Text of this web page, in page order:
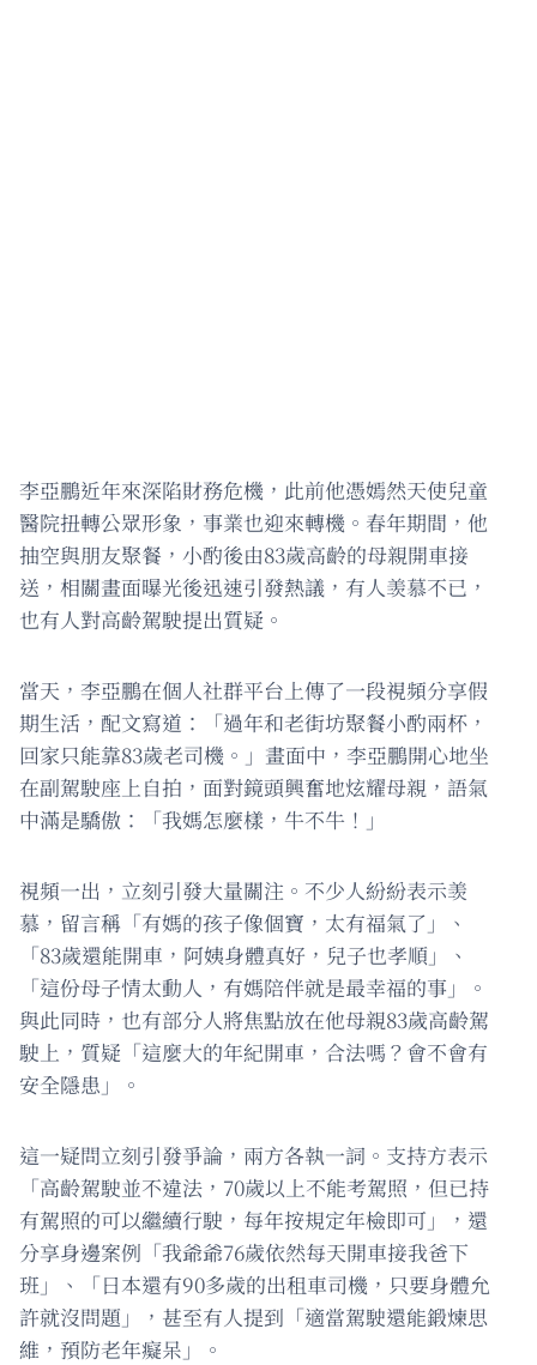
李亞鵬近年來深陷財務危機，此前他憑嫣然天使兒童
醫院扭轉公眾形象，事業也迎來轉機。春年期間，他
抽空與朋友聚餐，小酌後由83歲高齡的母親開車接
送，相關畫面曝光後迅速引發熱議，有人羡慕不已，
也有人對高齡駕駛提出質疑。
當天，李亞鵬在個人社群平台上傳了一段視頻分享假
期生活，配文寫道：「過年和老街坊聚餐小酌兩杯，
回家只能靠83歲老司機。」畫面中，李亞鵬開心地坐
在副駕駛座上自拍，面對鏡頭興奮地炫耀母親，語氣
中滿是驕傲：「我媽怎麼樣，牛不牛！」
視頻一出，立刻引發大量關注。不少人紛紛表示羡
慕，留言稱「有媽的孩子像個寶，太有福氣了」、
「83歲還能開車，阿姨身體真好，兒子也孝順」、
「這份母子情太動人，有媽陪伴就是最幸福的事」。
與此同時，也有部分人將焦點放在他母親83歲高齡駕
駛上，質疑「這麼大的年紀開車，合法嗎？會不會有
安全隱患」。
這一疑問立刻引發爭論，兩方各執一詞。支持方表示
「高齡駕駛並不違法，70歲以上不能考駕照，但已持
有駕照的可以繼續行駛，每年按規定年檢即可」，還
分享身邊案例「我爺爺76歲依然每天開車接我爸下
班」、「日本還有90多歲的出租車司機，只要身體允
許就沒問題」，甚至有人提到「適當駕駛還能鍛煉思
維，預防老年癡呆」。